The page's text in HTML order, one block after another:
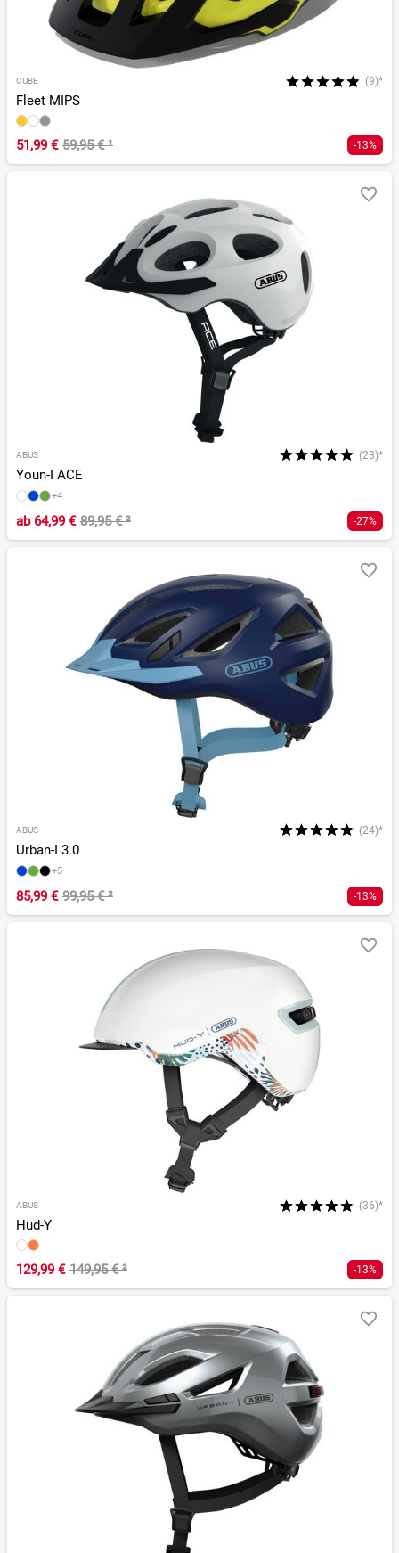
CUBE (9)*
Fleet MIPS
51,99 € 59,95 €¹ -13%
ABUS (23)*
Youn-I ACE
+4
ab64,99 € 89,95 €² -27%
ABUS (24)*
Urban-I 3.0
+5
85,99 € 99,95 €² -13%
ABUS (36)*
Hud-Y
129,99 € 149,95 €² -13%